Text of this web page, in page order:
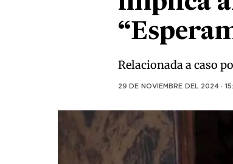
Relacionada a caso
29 DE NOVIEMBRE DEL 2024 ·